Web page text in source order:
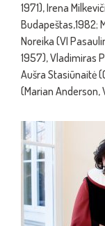
1971), Irena
Budapeštas,1982;
Noreika (VI
1957), Vladimiras
Aušra Stasiūnaitė
(Marian Anderson,